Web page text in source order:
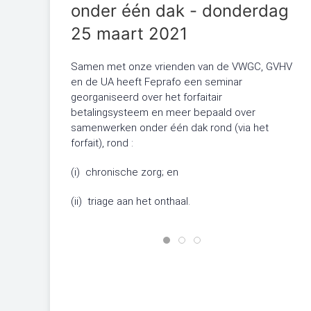
onder één dak - donderdag
25 maart 2021
Samen met onze vrienden van de VWGC, GVHV
en de UA heeft Feprafo een seminar
georganiseerd over het forfaitair
betalingsysteem en meer bepaald over
samenwerken onder één dak rond (via het
forfait), rond :
(i) chronische zorg; en
(ii) triage aan het onthaal.